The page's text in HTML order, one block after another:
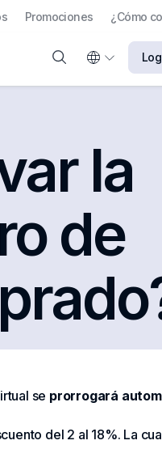
Promociones ¿Cómo
la
de
se prorrogará
del 2 al 18%. La